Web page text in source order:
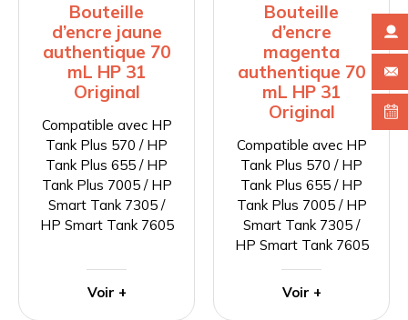
Bouteille
d’encre jaune
authentique 70
mL HP 31
Original
Compatible avec HP
Tank Plus 570 / HP
Tank Plus 655 / HP
Tank Plus 7005 / HP
Smart Tank 7305 /
HP Smart Tank 7605
Voir +
Bouteille
d’encre
magenta
authentique 70
mL HP 31
Original
Compatible avec HP
Tank Plus 570 / HP
Tank Plus 655 / HP
Tank Plus 7005 / HP
Smart Tank 7305 /
HP Smart Tank 7605
Voir +